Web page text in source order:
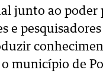
junto ao
e
município de